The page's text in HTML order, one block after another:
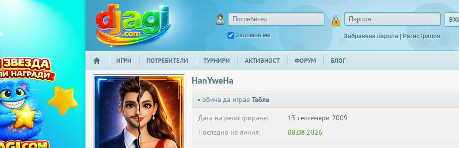
djagi.com
Запомни ме Забравена парола | Регистрация
НАЧАЛО
ИГРИ ПОТРЕБИТЕЛИ ТУРНИРИ АКТИВНОСТ ФОРУМ БЛОГ
HanYweHa
• обича да играе Табла
Дата на регистриране:
13 септември 2009
Последно на линия:
08.08.2026